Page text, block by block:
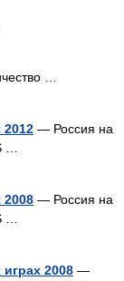
…
2012 — Россия на
…
2008 — Россия на
…
2008 —